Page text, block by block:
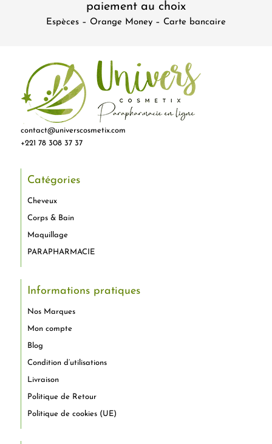
paiement au choix
Espèces – Orange Money – Carte bancaire
contact@universcosmetix.com
+221 78 308 37 37
Catégories
Cheveux
Corps & Bain
Maquillage
PARAPHARMACIE
Informations pratiques
Nos Marques
Mon compte
Blog
Condition d’utilisations
Livraison
Politique de Retour
Politique de cookies (UE)